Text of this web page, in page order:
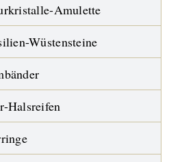
Amulette
Wüstensteine
Halsreifen